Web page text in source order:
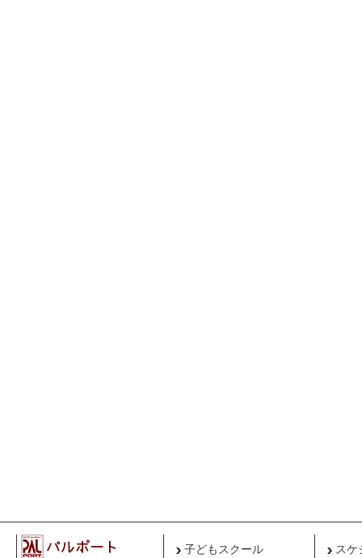
子どもスクール スケ